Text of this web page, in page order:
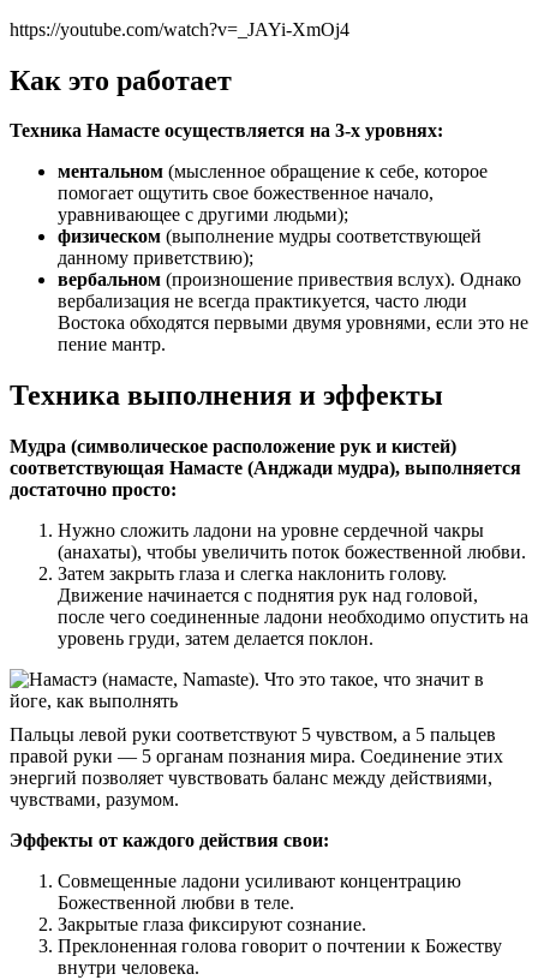
https://youtube.com/watch?v=_JAYi-XmOj4
Как это работает
Техника Намасте осуществляется на 3-х уровнях:
ментальном (мысленное обращение к себе, которое
помогает ощутить свое божественное начало,
уравнивающее с другими людьми);
физическом (выполнение мудры соответствующей
данному приветствию);
вербальном (произношение привествия вслух). Однако
вербализация не всегда практикуется, часто люди
Востока обходятся первыми двумя уровнями, если это не
пение мантр.
Техника выполнения и эффекты
Мудра (символическое расположение рук и кистей)
соответствующая Намасте (Анджади мудра), выполняется
достаточно просто:
Нужно сложить ладони на уровне сердечной чакры
(анахаты), чтобы увеличить поток божественной любви.
Затем закрыть глаза и слегка наклонить голову.
Движение начинается с поднятия рук над головой,
после чего соединенные ладони необходимо опустить на
уровень груди, затем делается поклон.
Пальцы левой руки соответствуют 5 чувством, а 5 пальцев
правой руки — 5 органам познания мира. Соединение этих
энергий позволяет чувствовать баланс между действиями,
чувствами, разумом.
Эффекты от каждого действия свои:
Совмещенные ладони усиливают концентрацию
Божественной любви в теле.
Закрытые глаза фиксируют сознание.
Преклоненная голова говорит о почтении к Божеству
внутри человека.